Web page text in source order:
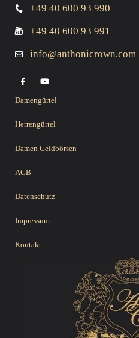
+49 40 600 93 990
+49 40 600 93 991
info@anthonicrown.com
Damengürtel
Herrengürtel
Damen Geldbörsen
AGB
Datenschutz
Impressum
Kontakt